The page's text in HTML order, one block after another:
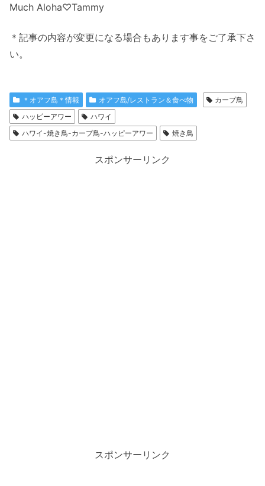
Much Aloha♡Tammy
＊記事の内容が変更になる場合もあります事をご了承下さ
い。
＊オアフ島＊情報 オアフ島/レストラン＆食べ物
カープ鳥
ハッピーアワー
ハワイ
ハワイ-焼き鳥-カープ鳥-ハッピーアワー
焼き鳥
スポンサーリンク
スポンサーリンク